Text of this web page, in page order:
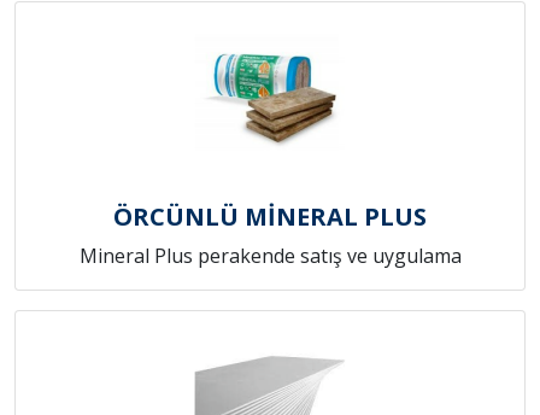
ÖRCÜNLÜ MİNERAL PLUS
Mineral Plus perakende satış ve uygulama